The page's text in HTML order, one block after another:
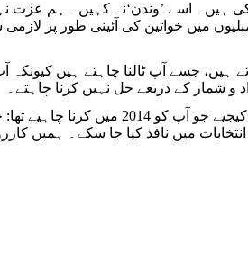
اسے ’وندن‘نہ کہیں۔ ہم عزت
میں خواتین کی آئینی طور پر
ہیں، جسے آپ ٹالنا چاہتے ہیں
و شمار کے ذریعے حل نہیں کرنا چاہتے۔
اور پلیز، مودی جی، ہمارے لیے آنسومت
میں نافذ کیا جا سکے۔ ہمیں